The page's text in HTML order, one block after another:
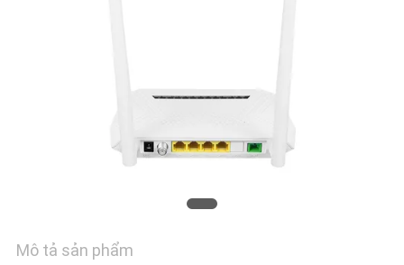
WEB
Mô tả sản phẩm